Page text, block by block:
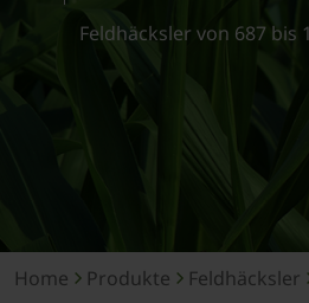
Feldhäcksler von 687 bis
Home Produkte Feldhäcksler